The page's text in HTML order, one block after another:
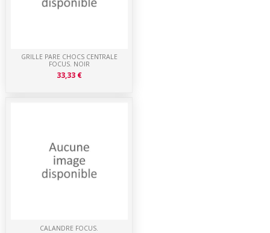
CALANDRE FOCUS.
GRILLE PARE CHOCS CENTRALE
FOCUS. NOIR
33,33 €